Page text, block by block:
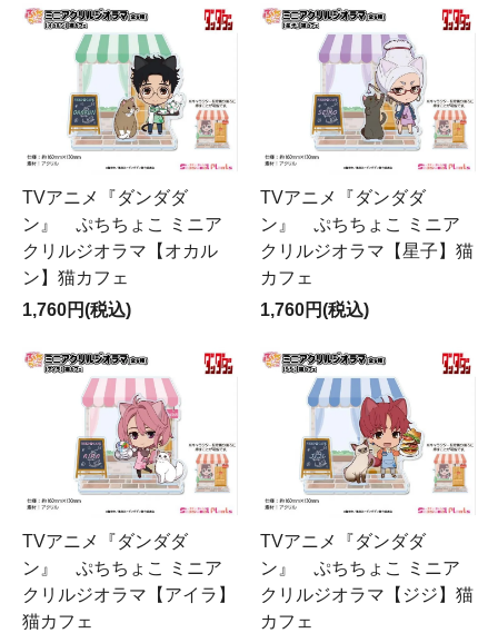
TVアニメ『ダンダダ
ン』 ぷちちょこ ミニア
クリルジオラマ【オカル
ン】猫カフェ
1,760円(税込)
TVアニメ『ダンダダ
ン』 ぷちちょこ ミニア
クリルジオラマ【星子】猫
カフェ
1,760円(税込)
TVアニメ『ダンダダ
ン』 ぷちちょこ ミニア
クリルジオラマ【アイラ】
猫カフェ
TVアニメ『ダンダダ
ン』 ぷちちょこ ミニア
クリルジオラマ【ジジ】猫
カフェ